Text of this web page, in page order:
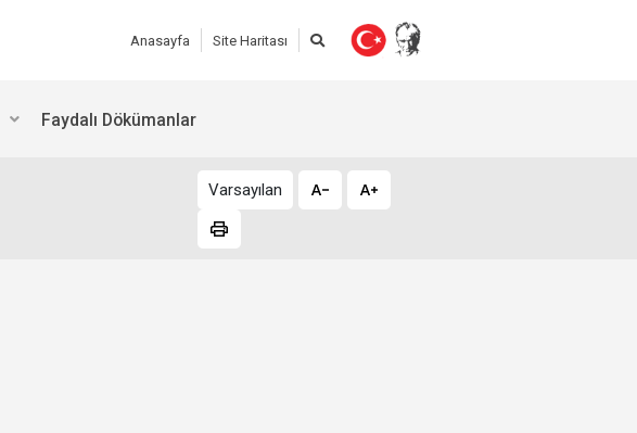
Anasayfa Site Haritası
Faydalı Dökümanlar
Varsayılan